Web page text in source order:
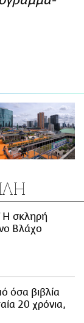
H σκληρή
Βλάχο
όσα βιβλία
20 χρόνια,